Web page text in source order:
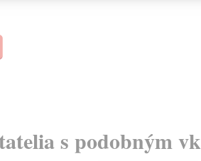
s podobným